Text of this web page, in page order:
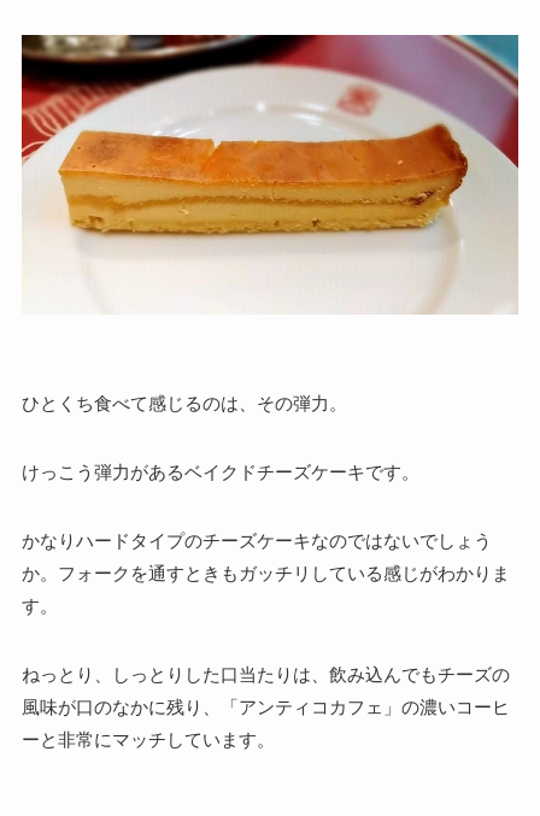
ひとくち食べて感じるのは、その弾力。
けっこう弾力があるベイクドチーズケーキです。
かなりハードタイプのチーズケーキなのではないでしょう
か。 フォークを通すときもガッチリしている感じがわかりま
す。
ねっとり、しっとりした口当たりは、飲み込んでもチーズの
風味が口のなかに残り、「アンティコカフェ」の濃いコーヒ
ーと非常にマッチしています。